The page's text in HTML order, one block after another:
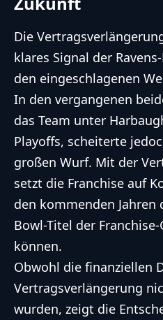
Die
klares Signal der
den eingeschlagenen
In den vergangenen
das Team unter
Playoffs, scheiterte
großen Wurf. Mit der
setzt die Franchise auf
den kommenden Jahren
Bowl-Titel der
können.
Obwohl die finanziellen
Vertragsverlängerung
wurden, zeigt die